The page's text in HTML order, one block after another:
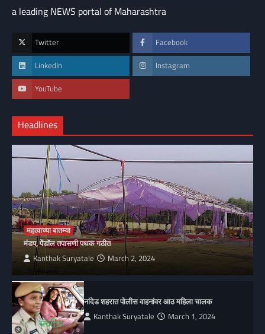
a leading NEWS portal of Maharashtra
Twitter Facebook
LinkedIn Instagram
YouTube
Headlines
महत्वाच्या बातम्या
मंडप, पेंडॉल तपासणी पथक गठीत
Kanthak Suryatale March 2, 2024
नांदेड शहरात पोलीस वाहनांवर आठ महिला चालक
Kanthak Suryatale March 1, 2024